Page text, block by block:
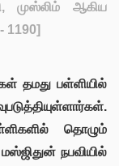
முஸ்லிம் ஆகிய
- 1190]
தமது பள்ளியில்
தொழும்
நபவியில்